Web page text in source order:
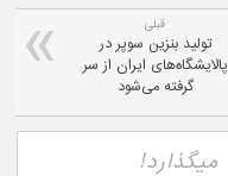
قبلی
تولید بنزین سوپر در
پالایشگاه‌های ایران از سر
گرفته می‌شود